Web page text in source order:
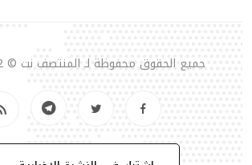
جميع الحقوق محفوظة لـ المنتصف نت © 2012 - 2026